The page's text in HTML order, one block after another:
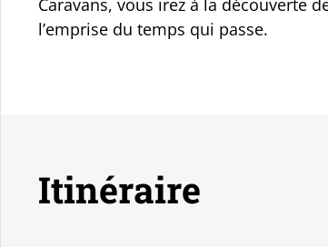
l’emprise du temps qui passe.
Itinéraire